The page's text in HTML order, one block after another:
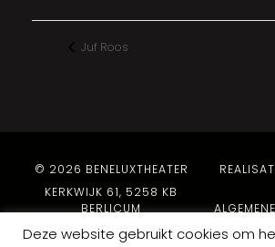
Juf Roos
© 2026 BENELUXTHEATER
KERKWIJK 61, 5258 KB
BERLICUM
PRIVACYBELEID
Deze website gebruikt cookies om